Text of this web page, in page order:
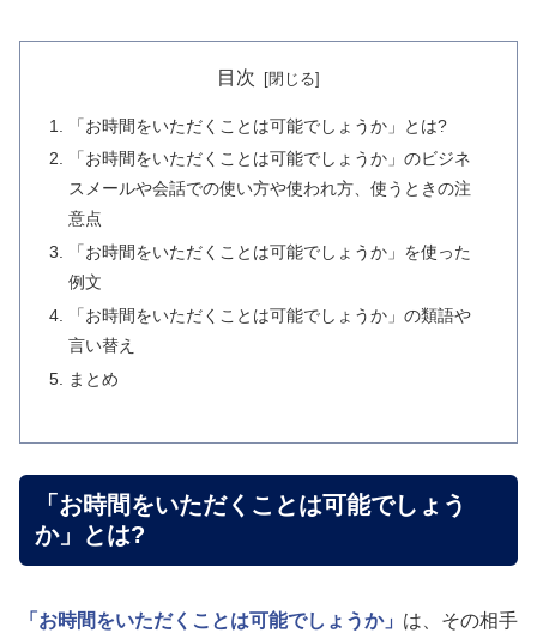
目次
「お時間をいただくことは可能でしょうか」とは?
「お時間をいただくことは可能でしょうか」のビジネ
スメールや会話での使い方や使われ方、使うときの注
意点
「お時間をいただくことは可能でしょうか」を使った
例文
「お時間をいただくことは可能でしょうか」の類語や
言い替え
まとめ
「お時間をいただくことは可能でしょう
か」とは?
「お時間をいただくことは可能でしょうか」 は、その相手